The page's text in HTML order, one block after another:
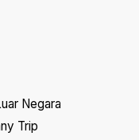
Negara
Trip